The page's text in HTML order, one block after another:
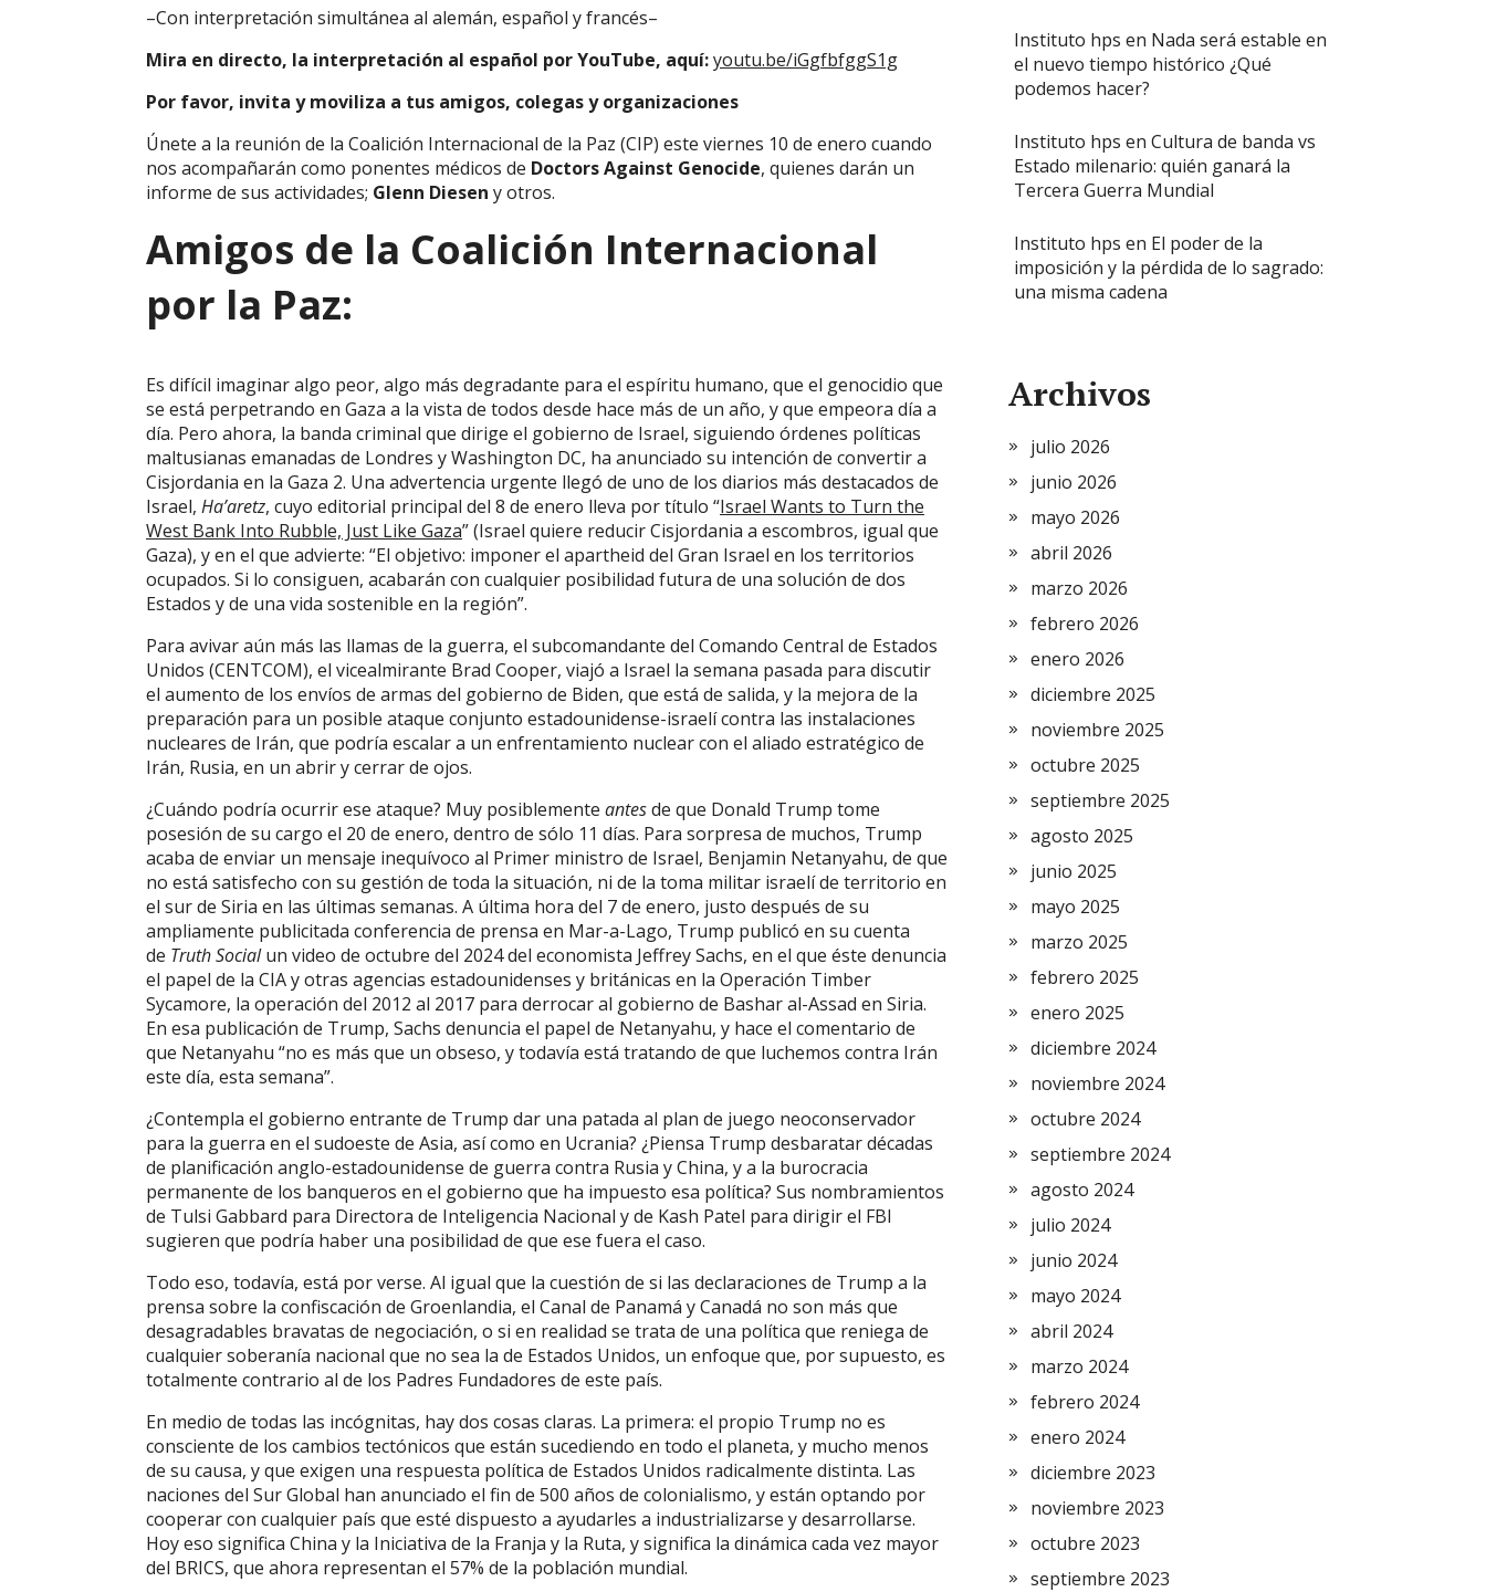
–Con interpretación simultánea al alemán, español y francés–
Mira en directo, la interpretación al español por YouTube, aquí:youtu.be/iGgfbfggS1g
Por favor, invita y moviliza a tus amigos, colegas y organizaciones
Únete a la reunión de la Coalición Internacional de la Paz (CIP) este viernes 10 de enero cuando
nos acompañarán como ponentes médicos de Doctors Against Genocide, quienes darán un
informe de sus actividades; Glenn Diesen y otros.
Amigos de la Coalición Internacional
por la Paz:
Es difícil imaginar algo peor, algo más degradante para el espíritu humano, que el genocidio que
se está perpetrando en Gaza a la vista de todos desde hace más de un año, y que empeora día a
día. Pero ahora, la banda criminal que dirige el gobierno de Israel, siguiendo órdenes políticas
maltusianas emanadas de Londres y Washington DC, ha anunciado su intención de convertir a
Cisjordania en la Gaza 2. Una advertencia urgente llegó de uno de los diarios más destacados de
Israel, Ha’aretz, cuyo editorial principal del 8 de enero lleva por título “Israel Wants to Turn the
West Bank Into Rubble, Just Like Gaza” (Israel quiere reducir Cisjordania a escombros, igual que
Gaza), y en el que advierte: “El objetivo: imponer el apartheid del Gran Israel en los territorios
ocupados. Si lo consiguen, acabarán con cualquier posibilidad futura de una solución de dos
Estados y de una vida sostenible en la región”.
Para avivar aún más las llamas de la guerra, el subcomandante del Comando Central de Estados
Unidos (CENTCOM), el vicealmirante Brad Cooper, viajó a Israel la semana pasada para discutir
el aumento de los envíos de armas del gobierno de Biden, que está de salida, y la mejora de la
preparación para un posible ataque conjunto estadounidense-israelí contra las instalaciones
nucleares de Irán, que podría escalar a un enfrentamiento nuclear con el aliado estratégico de
Irán, Rusia, en un abrir y cerrar de ojos.
¿Cuándo podría ocurrir ese ataque? Muy posiblemente antesde que Donald Trump tome
posesión de su cargo el 20 de enero, dentro de sólo 11 días. Para sorpresa de muchos, Trump
acaba de enviar un mensaje inequívoco al Primer ministro de Israel, Benjamin Netanyahu, de que
no está satisfecho con su gestión de toda la situación, ni de la toma militar israelí de territorio en
el sur de Siria en las últimas semanas. A última hora del 7 de enero, justo después de su
ampliamente publicitada conferencia de prensa en Mar-a-Lago, Trump publicó en su cuenta
de Truth Socialun video de octubre del 2024 del economista Jeffrey Sachs, en el que éste denuncia
el papel de la CIA y otras agencias estadounidenses y británicas en la Operación Timber
Sycamore, la operación del 2012 al 2017 para derrocar al gobierno de Bashar al-Assad en Siria.
En esa publicación de Trump, Sachs denuncia el papel de Netanyahu, y hace el comentario de
que Netanyahu “no es más que un obseso, y todavía está tratando de que luchemos contra Irán
este día, esta semana”.
¿Contempla el gobierno entrante de Trump dar una patada al plan de juego neoconservador
para la guerra en el sudoeste de Asia, así como en Ucrania? ¿Piensa Trump desbaratar décadas
de planificación anglo-estadounidense de guerra contra Rusia y China, y a la burocracia
permanente de los banqueros en el gobierno que ha impuesto esa política? Sus nombramientos
de Tulsi Gabbard para Directora de Inteligencia Nacional y de Kash Patel para dirigir el FBI
sugieren que podría haber una posibilidad de que ese fuera el caso.
Todo eso, todavía, está por verse. Al igual que la cuestión de si las declaraciones de Trump a la
prensa sobre la confiscación de Groenlandia, el Canal de Panamá y Canadá no son más que
desagradables bravatas de negociación, o si en realidad se trata de una política que reniega de
cualquier soberanía nacional que no sea la de Estados Unidos, un enfoque que, por supuesto, es
totalmente contrario al de los Padres Fundadores de este país.
En medio de todas las incógnitas, hay dos cosas claras. La primera: el propio Trump no es
consciente de los cambios tectónicos que están sucediendo en todo el planeta, y mucho menos
de su causa, y que exigen una respuesta política de Estados Unidos radicalmente distinta. Las
naciones del Sur Global han anunciado el fin de 500 años de colonialismo, y están optando por
cooperar con cualquier país que esté dispuesto a ayudarles a industrializarse y desarrollarse.
Hoy eso significa China y la Iniciativa de la Franja y la Ruta, y significa la dinámica cada vez mayor
del BRICS, que ahora representan el 57% de la población mundial.
Instituto hps en Nada será estable en
el nuevo tiempo histórico ¿Qué
podemos hacer?
Instituto hps en Cultura de banda vs
Estado milenario: quién ganará la
Tercera Guerra Mundial
Instituto hps en El poder de la
imposición y la pérdida de lo sagrado:
una misma cadena
Archivos
julio 2026
junio 2026
mayo 2026
abril 2026
marzo 2026
febrero 2026
enero 2026
diciembre 2025
noviembre 2025
octubre 2025
septiembre 2025
agosto 2025
junio 2025
mayo 2025
marzo 2025
febrero 2025
enero 2025
diciembre 2024
noviembre 2024
octubre 2024
septiembre 2024
agosto 2024
julio 2024
junio 2024
mayo 2024
abril 2024
marzo 2024
febrero 2024
enero 2024
diciembre 2023
noviembre 2023
octubre 2023
septiembre 2023